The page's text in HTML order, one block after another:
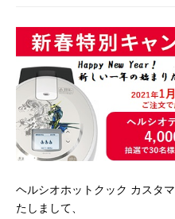
ヘルシオホットクック カスタ
たしまして、